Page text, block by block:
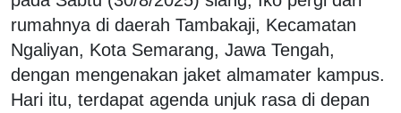
rumahnya di daerah Tambakaji, Kecamatan
Ngaliyan, Kota Semarang, Jawa Tengah,
dengan mengenakan jaket almamater kampus.
Hari itu, terdapat agenda unjuk rasa di depan